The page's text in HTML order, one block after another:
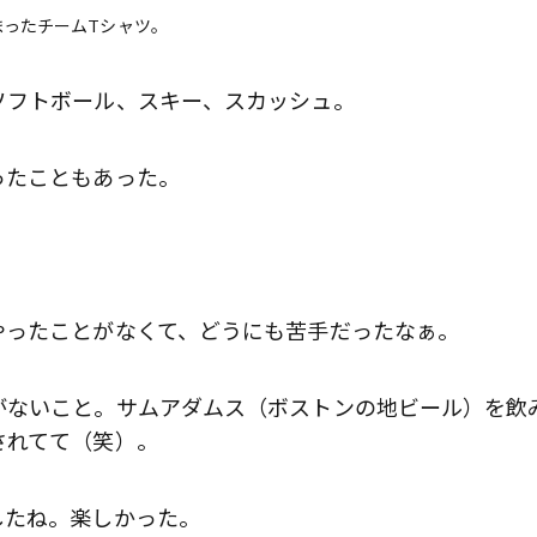
たチームTシャツ。
ボール、スキー、スカッシュ。
こともあった。
ことがなくて、どうにも苦手だったなぁ。
いこと。サムアダムス（ボストンの地ビール）を飲
てて（笑）。
ね。楽しかった。